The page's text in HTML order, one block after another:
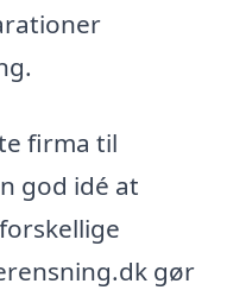
firma til
god idé at
gør